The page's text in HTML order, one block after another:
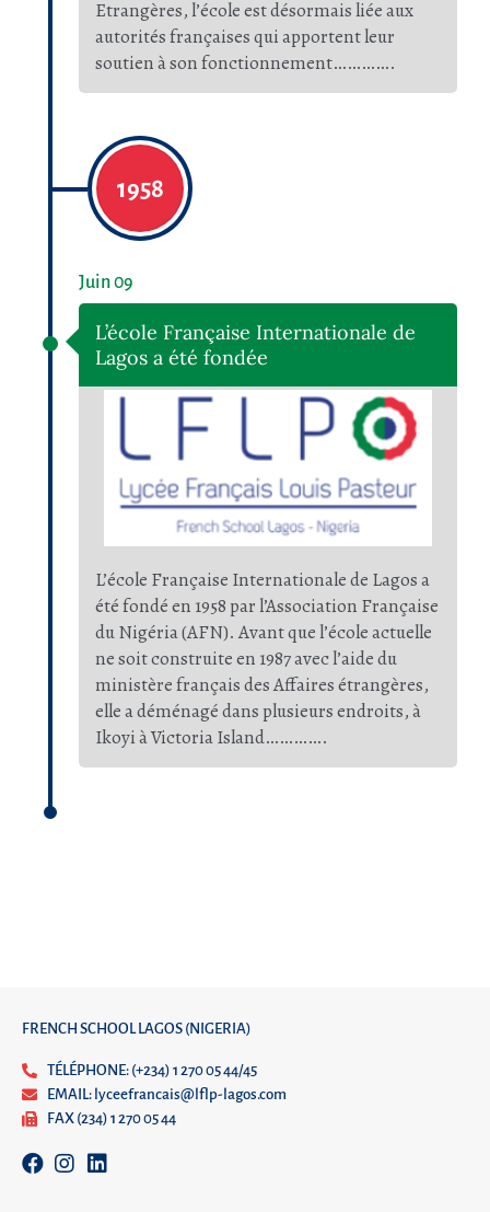
Etrangères, l’école est désormais liée aux
autorités françaises qui apportent leur
soutien à son fonctionnement………….
1958
Juin 09
L’école Française Internationale de
Lagos a été fondée
L’école Française Internationale de Lagos a
été fondé en 1958 par l’Association Française
du Nigéria (AFN). Avant que l’école actuelle
ne soit construite en 1987 avec l’aide du
ministère français des Affaires étrangères,
elle a déménagé dans plusieurs endroits, à
Ikoyi à Victoria Island………….
FRENCH SCHOOL LAGOS (NIGERIA)
TÉLÉPHONE: (+234) 1 270 05 44/45
EMAIL: lyceefrancais@lflp-lagos.com
FAX (234) 1 270 05 44